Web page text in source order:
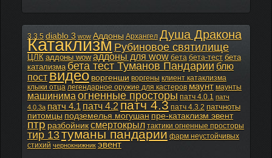
3.3.5 diablo 3 wow Аддоны Архангел Душа Дракона
Катаклизм Рубиновое святилище
ЦЛК аддоны wow аддоны для wow бета бета-тест бета
катализма бета тест Туманов Пандарии блю
поствидео воргенши воргены клиент катаклизма
клыки отца легендарное оружие для кастеров маунт маунты
машинима огненные просторы патч 4.0.1 патч
4.0.3а патч 4.1 патч 4.2 патч 4.3 патч 4.3.2 патчноты
питомцы подземелья могушанпре-катаклизм эвент
птр разбойниксмертокрыл тактики огненные просторы
тир 13туманы пандарии фарм неустойчивых
стихий чернокнижник эвент